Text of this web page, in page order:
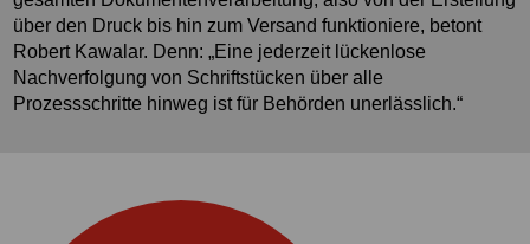
über den Druck bis hin zum Versand funktioniere, betont
Robert Kawalar. Denn: „Eine jederzeit lückenlose
Nachverfolgung von Schriftstücken über alle
Prozessschritte hinweg ist für Behörden unerlässlich.“